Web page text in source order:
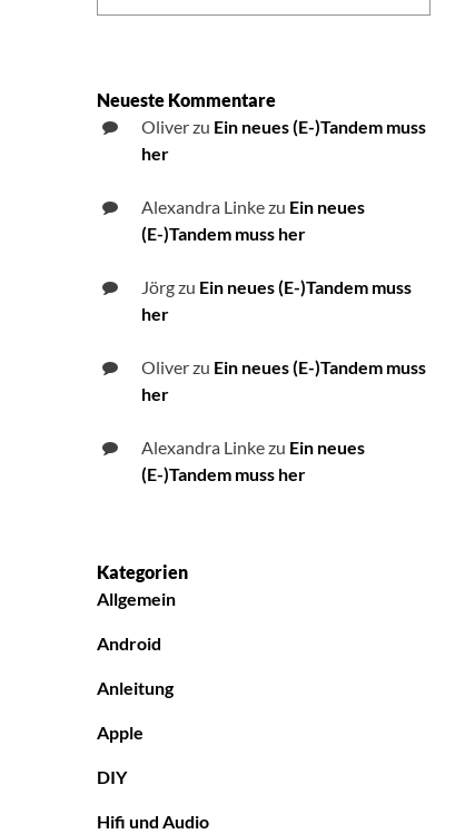
Neueste Kommentare
Oliverzu Ein neues (E-)Tandem muss
her
Alexandra Linkezu Ein neues
(E-)Tandem muss her
Jörgzu Ein neues (E-)Tandem muss
her
Oliverzu Ein neues (E-)Tandem muss
her
Alexandra Linkezu Ein neues
(E-)Tandem muss her
Kategorien
Allgemein
Android
Anleitung
Apple
DIY
Hifi und Audio